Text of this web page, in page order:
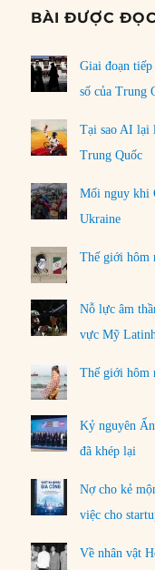
BÀI ĐƯỢC
Giai đoạn tiếp
số của Trung
Tại sao AI lại
Trung Quốc
Mối nguy khi
Ukraine
Thế giới hôm
Nỗ lực âm
vực Mỹ
Thế giới hôm
Kỷ nguyên
đã khép lại
Nợ cho kẻ
việc cho
Về nhân vật